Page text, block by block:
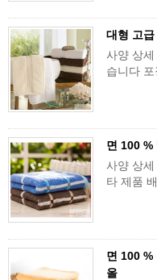
대형 고
사양 상
습니다
면 100 %
사양 상세
타 제품
면 100 %
올